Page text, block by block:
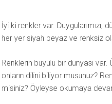
İyi ki renkler var.
her yer siyah beyaz ve renksiz
Renklerin büyülü bir dünyası
onların dilini biliyor musunuz?
misiniz? Öyleyse okumaya